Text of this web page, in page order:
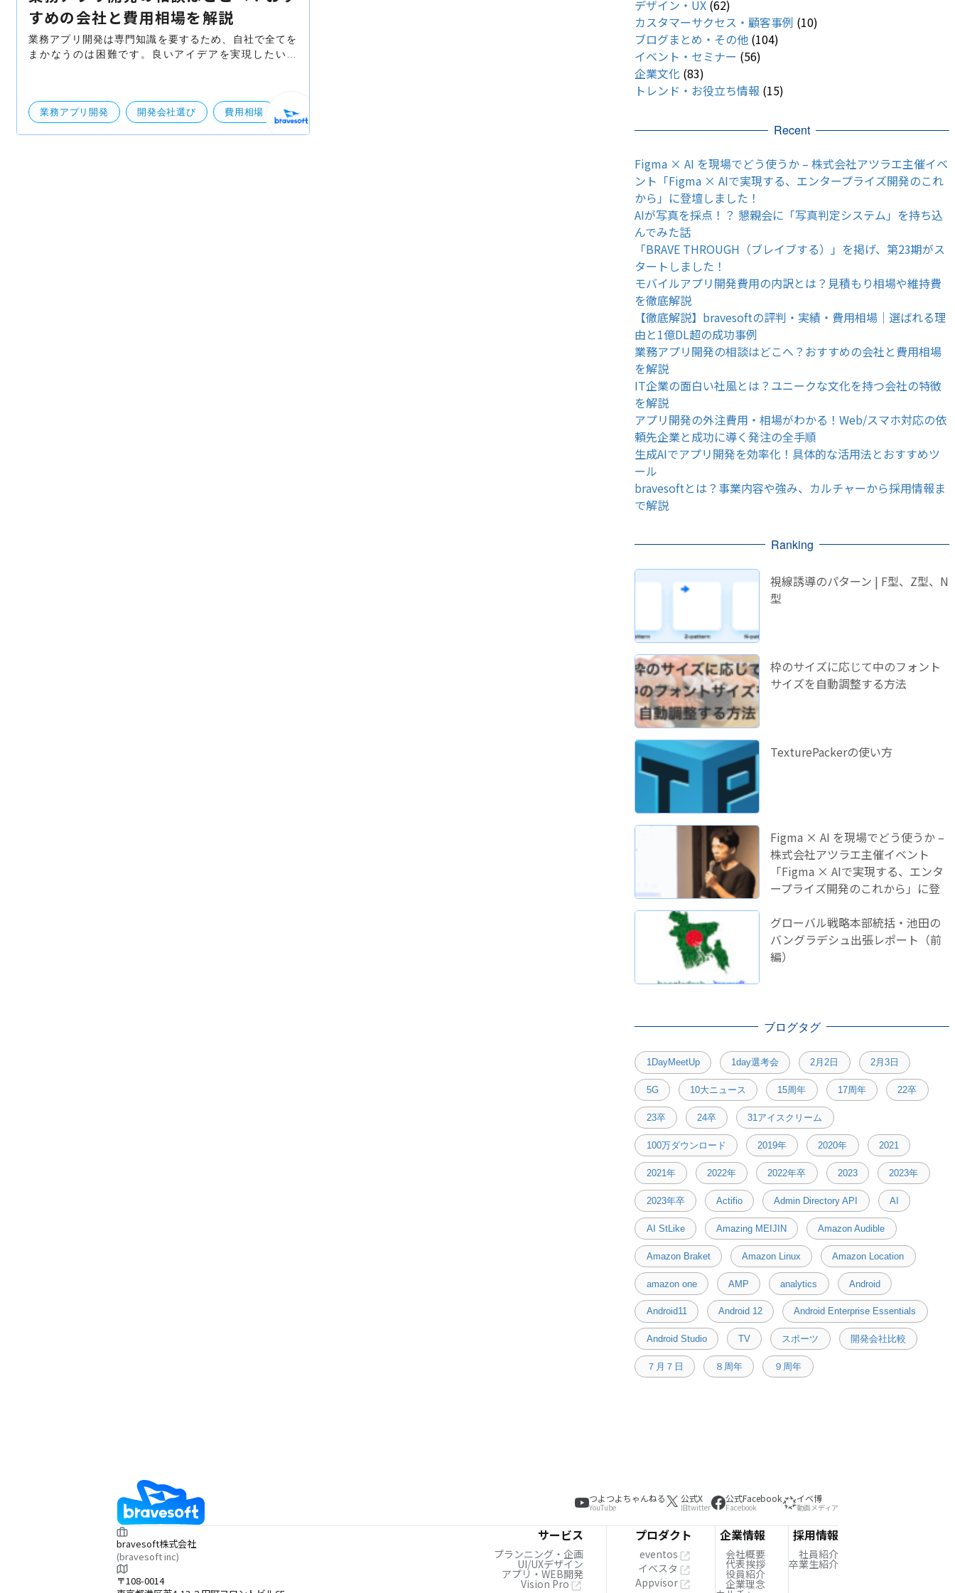
すめの会社と費用相場を解説
業務アプリ開発は専門知識を要するため、自社で全てを
まかなうのは困難です。良いアイデアを実現したいな
業務アプリ開発 開発会社選び 費用相場
デザイン・UX (62)
カスタマーサクセス・顧客事例 (10)
ブログまとめ・その他 (104)
イベント・セミナー (56)
企業文化 (83)
トレンド・お役立ち情報 (15)
Recent
Figma × AI を現場でどう使うか – 株式会社アツラエ主催イベ
ント「Figma × AIで実現する、エンタープライズ開発のこれ
から」に登壇しました！
AIが写真を採点！？ 懇親会に「写真判定システム」を持ち込
んでみた話
「BRAVE THROUGH（ブレイブする）」を掲げ、第23期がス
タートしました！
モバイルアプリ開発費用の内訳とは？見積もり相場や維持費
を徹底解説
【徹底解説】bravesoftの評判・実績・費用相場｜選ばれる理
由と1億DL超の成功事例
業務アプリ開発の相談はどこへ？おすすめの会社と費用相場
を解説
IT企業の面白い社風とは？ユニークな文化を持つ会社の特徴
を解説
アプリ開発の外注費用・相場がわかる！Web/スマホ対応の依
頼先企業と成功に導く発注の全手順
生成AIでアプリ開発を効率化！具体的な活用法とおすすめツ
ール
bravesoftとは？事業内容や強み、カルチャーから採用情報ま
で解説
Ranking
視線誘導のパターン | F型、Z型、N
型
枠のサイズに応じて中のフォント
サイズを自動調整する方法
TexturePackerの使い方
Figma × AI を現場でどう使うか –
株式会社アツラエ主催イベント
「Figma × AIで実現する、エンタ
ープライズ開発のこれから」に登
グローバル戦略本部統括・池田の
バングラデシュ出張レポート（前
編）
ブログタグ
1DayMeetUp 1day選考会 2月2日 2月3日
5G 10大ニュース 15周年 17周年 22卒
23卒 24卒 31アイスクリーム
100万ダウンロード 2019年 2020年 2021
2021年 2022年 2022年卒 2023 2023年
2023年卒 Actifio Admin Directory API AI
AI StLike Amazing MEIJIN Amazon Audible
Amazon Braket Amazon Linux Amazon Location
amazon one AMP analytics Android
Android11 Android 12 Android Enterprise Essentials
Android Studio TV スポーツ 開発会社比較
７月７日 ８周年 ９周年
つよつよちゃんねる
YouTube
公式X
旧twitter
公式Facebook
Facebook
イベ博
動画メディア
bravesoft株式会社
(bravesoft inc)
〒108-0014
サービス
プランニング・企画
UI/UXデザイン
アプリ・WEB開発
Vision Pro
プロダクト
eventos
イベスタ
Appvisor
企業情報
会社概要
代表挨拶
役員紹介
企業理念
採用情報
社員紹介
卒業生紹介